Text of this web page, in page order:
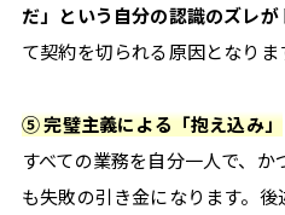
を。
フ
ー
ラ
ン
だ」という自分の認識のズレ
て契約を切られる原因となりま
⑤ 完璧主義による「抱え込み」
すべての業務を自分一人で、
も失敗の引き金になります。